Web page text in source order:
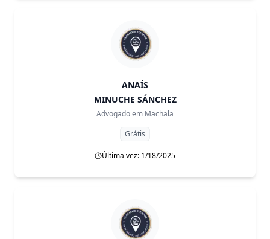
ANAÍS
MINUCHE SÁNCHEZ
Advogado em Machala
Grátis
Última vez: 1/18/2025